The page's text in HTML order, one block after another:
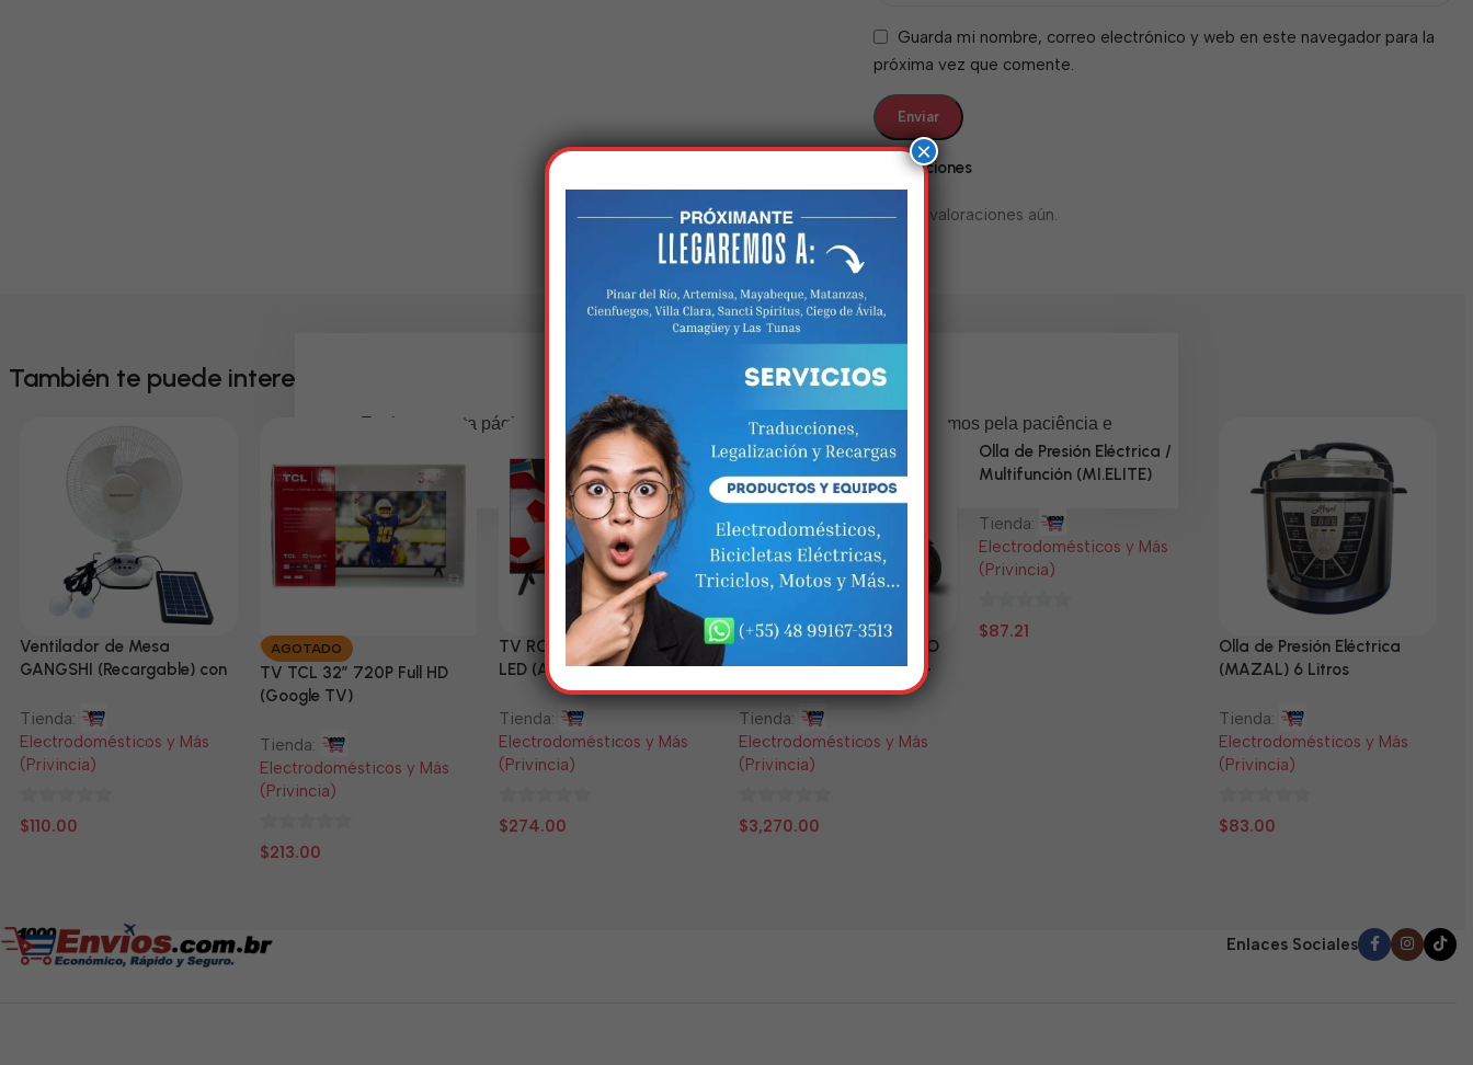
Valoraciones
No hay valoraciones aún.
Guarda mi nombre, correo electrónico y web en este navegador para la
próxima vez que comente.
También te puede interesar
Ventilador de Mesa
GANGSHI (Recargable) con
Tienda:
Electrodomésticos y Más
(Privincia)
0
$110.00
AGOTADO
TV TCL 32” 720P Full HD
(Google TV)
Tienda:
Electrodomésticos y Más
(Privincia)
0
$213.00
TV RCA 43” 1080P Full HD
LED (Android Smart TV)
Tienda:
Electrodomésticos y Más
(Privincia)
0
$274.00
Triciclo Eléctrico (MODELO
ZJ150-R) 60V/45~52AH-
1200W
Tienda:
Electrodomésticos y Más
(Privincia)
0
$3,270.00
Olla de Presión Eléctrica /
Multifunción (MI.ELITE)
Tienda:
Electrodomésticos y Más
(Privincia)
0
$87.21
Olla de Presión Eléctrica
(MAZAL) 6 Litros
Tienda:
Electrodomésticos y Más
(Privincia)
0
$83.00
Enlaces Sociales
×
Estamos trabalhando nisso!
Em breve, esta página estará disponível com novidades incríveis. Agradecemos pela paciência e
compreensão.